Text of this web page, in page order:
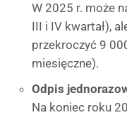
W 2025 r. może
III i IV kwartał),
przekroczyć 9
miesięczne).
Odpis
Na koniec roku